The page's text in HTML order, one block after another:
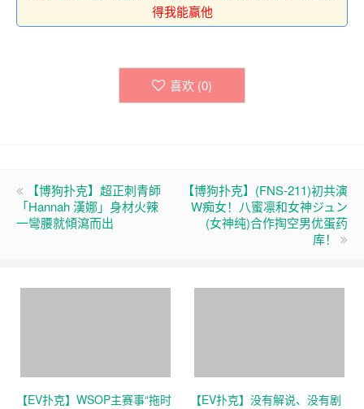
得我能赢他
喜欢 (0)
【博狗扑克】超正刺青師
「Hannah 漢娜」身材火辣
一彎腰就傾瀉而出
【博狗扑克】(FNS-211)初共演
W痴女！八蜜凛和女神ジュン
(女神纯)合作掏空男优蛋药
库！
【EV扑克】WSOP主赛事“拖时
【EV扑克】没有解说、没有剧